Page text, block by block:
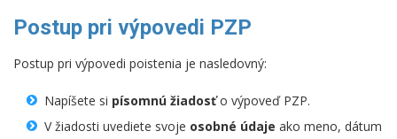
Postup pri výpovedi PZP
Postup pri výpovedi poistenia je nasledovný:
Napíšete si písomnú žiadosťo výpoveď PZP.
V žiadosti uvediete svoje osobné údaje ako meno, dátum